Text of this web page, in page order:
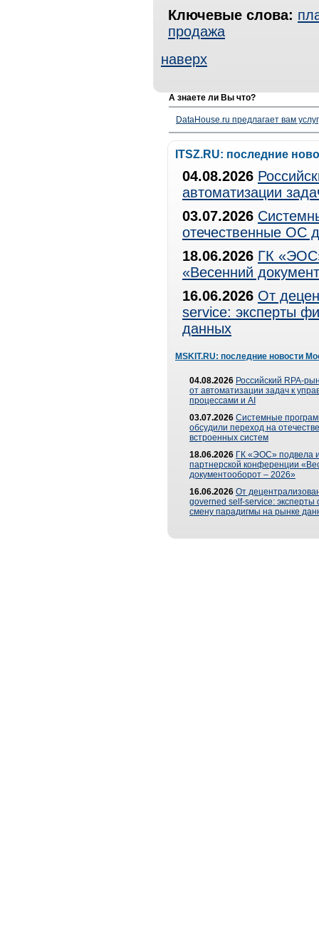
Ключевые слова:
продажа
наверх
А знаете ли Вы что?
DataHouse.ru предлагает вам
ITSZ.RU: последние
04.08.2026
автоматизации
03.07.2026
отечественные ОС
18.06.2026 ГК
«Весенний
16.06.2026 От
service: эксперты
данных
MSKIT.RU: последние новости
04.08.2026 Российский RPA-
от автоматизации задач к
процессами и AI
03.07.2026 Системные
обсудили переход на
встроенных систем
18.06.2026 ГК «ЭОС» подвела
партнерской конференции
документооборот – 2026»
16.06.2026 От
governed self-service: эксперты
смену парадигмы на рынке